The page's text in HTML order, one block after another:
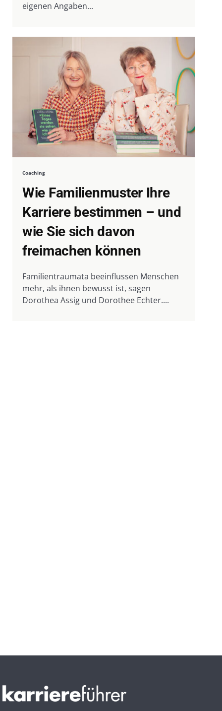
eigenen Angaben...
Coaching
Wie Familienmuster Ihre
Karriere bestimmen – und
wie Sie sich davon
freimachen können
Familientraumata beeinflussen Menschen
mehr, als ihnen bewusst ist, sagen
Dorothea Assig und Dorothee Echter....